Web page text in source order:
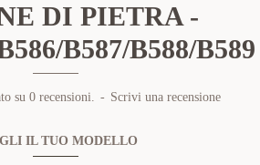
DI PIETRA -
B587/B588/B589
su 0 recensioni. - Scrivi una recensione
IL TUO MODELLO